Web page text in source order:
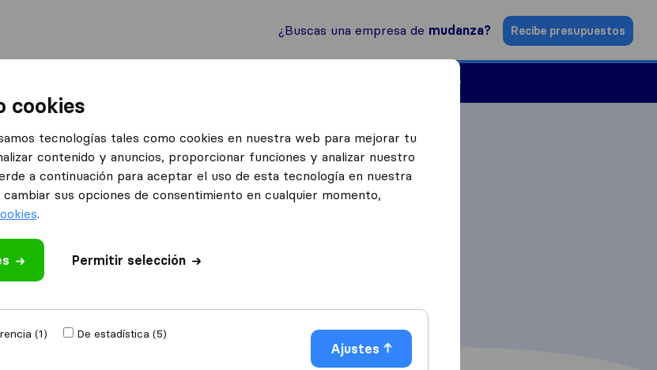
¿Buscas una empresa de mudanza? Recibe presupuestos
cookies
tecnologías tales como cookies en nuestra web para mejorar tu
contenido y anuncios, proporcionar funciones y analizar nuestro
a continuación para aceptar el uso de esta tecnología en nuestra
sus opciones de consentimiento en cualquier momento,
.
Permitir selección
(1)
De estadística (5)
Ajustes